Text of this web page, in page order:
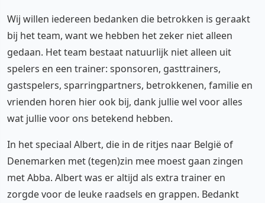
Wij willen iedereen bedanken die betrokken is geraakt
bij het team, want we hebben het zeker niet alleen
gedaan. Het team bestaat natuurlijk niet alleen uit
spelers en een trainer: sponsoren, gasttrainers,
gastspelers, sparringpartners, betrokkenen, familie en
vrienden horen hier ook bij, dank jullie wel voor alles
wat jullie voor ons betekend hebben.
In het speciaal Albert, die in de ritjes naar België of
Denemarken met (tegen)zin mee moest gaan zingen
met Abba. Albert was er altijd als extra trainer en
zorgde voor de leuke raadsels en grappen. Bedankt